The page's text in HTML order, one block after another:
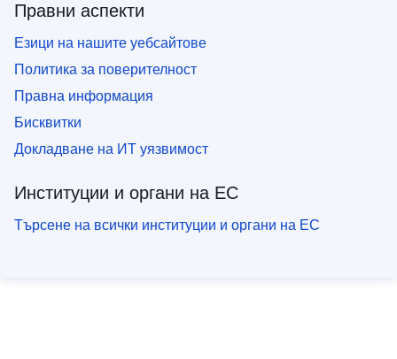
Правни аспекти
Езици на нашите уебсайтове
Политика за поверителност
Правна информация
Бисквитки
Докладване на ИТ уязвимост
Институции и органи на ЕС
Търсене на всички институции и органи на ЕС